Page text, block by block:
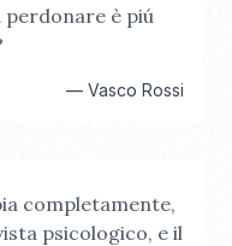
perdonare è piú
— Vasco Rossi
completamente,
psicologico, e il